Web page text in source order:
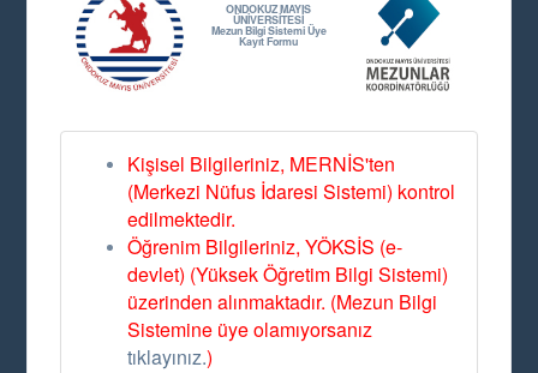
ONDOKUZ MAYIS
ÜNİVERSİTESİ
Mezun Bilgi Sistemi Üye
Kayıt Formu
Kişisel Bilgileriniz, MERNİS'ten
(Merkezi Nüfus İdaresi Sistemi) kontrol
edilmektedir.
Öğrenim Bilgileriniz, YÖKSİS (e-
devlet) (Yüksek Öğretim Bilgi Sistemi)
üzerinden alınmaktadır. (Mezun Bilgi
Sistemine üye olamıyorsanız
tıklayınız.)